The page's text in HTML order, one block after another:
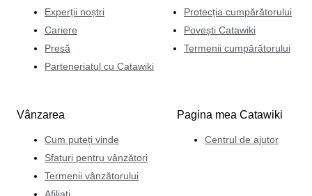
Experții noștri
Cariere
Presă
Parteneriatul cu Catawiki
Protecția cumpărătorului
Povești Catawiki
Termenii cumpărătorului
Vânzarea
Cum puteți vinde
Sfaturi pentru vânzători
Termenii vânzătorului
Pagina mea Catawiki
Centrul de ajutor